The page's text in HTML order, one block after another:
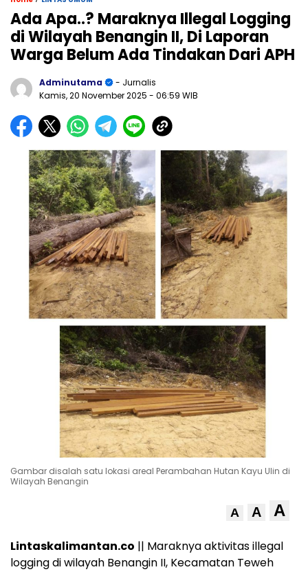
Ada Apa..? Maraknya Illegal Logging
di Wilayah Benangin II, Di Laporan
Warga Belum Ada Tindakan Dari APH
Adminutama
- Jurnalis
Kamis, 20 November 2025 - 06:59 WIB
Gambar disalah satu lokasi areal Perambahan Hutan Kayu Ulin di
Wilayah Benangin
A A A
Lintaskalimantan.co || Maraknya aktivitas illegal
logging di wilayah Benangin II, Kecamatan Teweh